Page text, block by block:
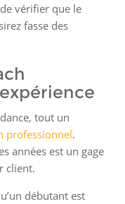
vérifier que le
fasse des
tout un
professionnel.
années est un gage
client.
débutant est